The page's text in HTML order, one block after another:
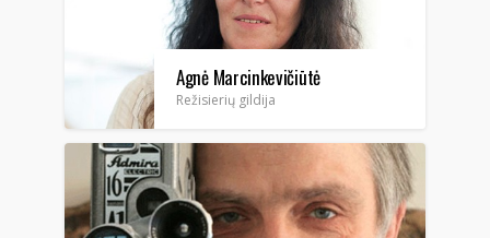
Agnė Marcinkevičiūtė
Režisierių gildija